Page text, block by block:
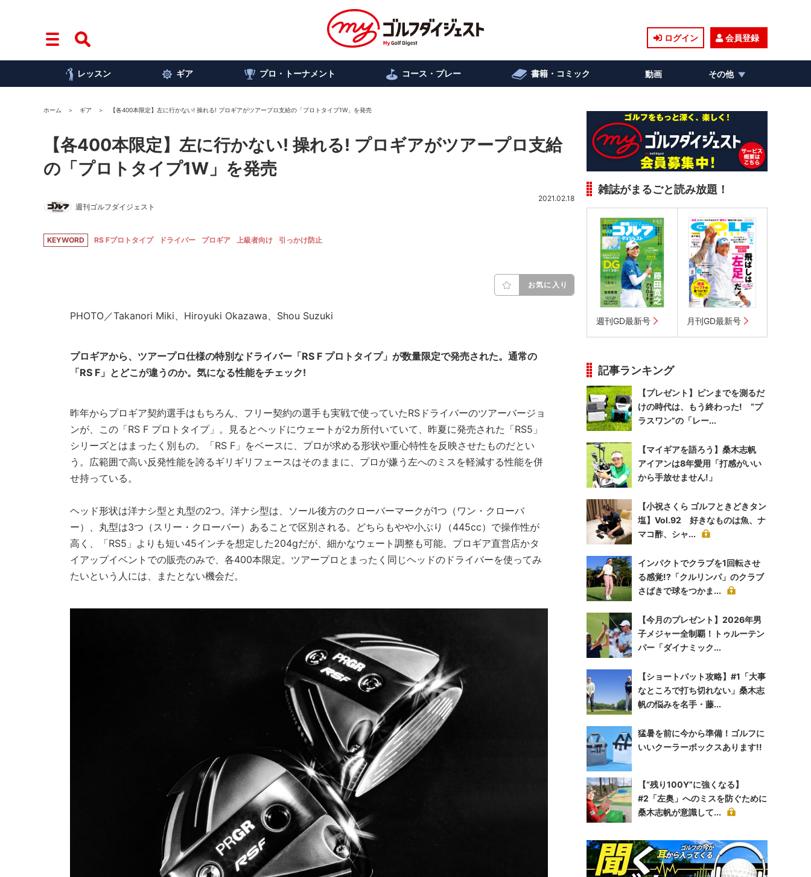
ログイン 会員登録
レッスン ギア プロ・トーナメント コース・プレー 書籍・コミック 動画 その他
ホーム ギア 【各400本限定】左に行かない! 操れる! プロギアがツアープロ支給の「プロトタイプ1W」を発売
【各400本限定】左に行かない! 操れる! プロギアがツアープロ支給
の「プロトタイプ1W」を発売
週刊ゴルフダイジェスト
2021.02.18
KEYWORD RS Fプロトタイプ ドライバー プロギア 上級者向け 引っかけ防止
お気に入り
PHOTO／Takanori Miki、Hiroyuki Okazawa、Shou Suzuki
プロギアから、ツアープロ仕様の特別なドライバー「RS F プロトタイプ」が数量限定で発売された。通常の
「RS F」とどこが違うのか。気になる性能をチェック!
昨年からプロギア契約選手はもちろん、フリー契約の選手も実戦で使っていたRSドライバーのツアーバージョ
ンが、この「RS F プロトタイプ」。見るとヘッドにウェートが2カ所付いていて、昨夏に発売された「RS5」
シリーズとはまったく別もの。「RS F」をベースに、プロが求める形状や重心特性を反映させたものだとい
う。広範囲で高い反発性能を誇るギリギリフェースはそのままに、プロが嫌う左へのミスを軽減する性能を併
せ持っている。
ヘッド形状は洋ナシ型と丸型の2つ。洋ナシ型は、ソール後方のクローバーマークが1つ（ワン・クローバ
ー）、丸型は3つ（スリー・クローバー）あることで区別される。どちらもやや小ぶり（445cc）で操作性が
高く、「RS5」よりも短い45インチを想定した204gだが、細かなウェート調整も可能。プロギア直営店かタ
イアップイベントでの販売のみで、各400本限定。ツアープロとまったく同じヘッドのドライバーを使ってみ
たいという人には、またとない機会だ。
雑誌がまるごと読み放題！
週刊GD最新号 月刊GD最新号
記事ランキング
【プレゼント】ピンまでを測るだ
けの時代は、もう終わった! “プ
ラスワン”の「レー...
【マイギアを語ろう】桑木志帆
アイアンは8年愛用「打感がいい
から手放せません!」
【小祝さくら ゴルフときどきタン
塩】Vol.92 好きなものは魚、ナ
マコ酢、シャ...
インパクトでクラブを1回転させ
る感覚!?「クルリンパ」のクラブ
さばきで球をつかま...
【今月のプレゼント】2026年男
子メジャー全制覇！トゥルーテン
パー「ダイナミック...
【ショートパット攻略】#1「大事
なところで打ち切れない」桑木志
帆の悩みを名手・藤...
猛暑を前に今から準備！ゴルフに
いいクーラーボックスあります!!
【“残り100Y”に強くなる】
#2「左奥」へのミスを防ぐために
桑木志帆が意識して...